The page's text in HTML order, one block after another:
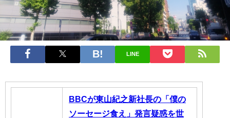
LINE
BBCが東山紀之新社長の「僕の
ソーセージ食え」発言疑惑を世